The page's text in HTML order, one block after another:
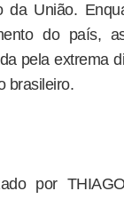
União.
do país,
pela extrema
brasileiro.
por